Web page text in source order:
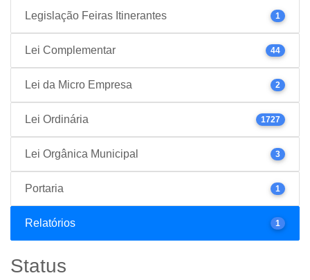
Legislação Feiras Itinerantes 1
Lei Complementar 44
Lei da Micro Empresa 2
Lei Ordinária 1727
Lei Orgânica Municipal 3
Portaria 1
Relatórios 1
Status